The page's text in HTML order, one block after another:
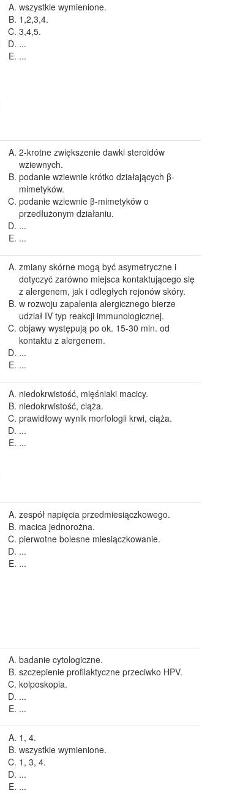
wszystkie wymienione.
1,2,3,4.
3,4,5.
...
...
2-krotne zwiększenie dawki steroidów
wziewnych.
podanie wziewnie krótko działających β-
mimetyków.
podanie wziewnie β-mimetyków o
przedłużonym działaniu.
...
...
zmiany skórne mogą być asymetryczne i
dotyczyć zarówno miejsca kontaktującego się
z alergenem, jak i odległych rejonów skóry.
w rozwoju zapalenia alergicznego bierze
udział IV typ reakcji immunologicznej.
objawy występują po ok. 15-30 min. od
kontaktu z alergenem.
...
...
niedokrwistość, mięśniaki macicy.
niedokrwistość, ciąża.
prawidłowy wynik morfologii krwi, ciąża.
...
...
zespół napięcia przedmiesiączkowego.
macica jednorożna.
pierwotne bolesne miesiączkowanie.
...
...
badanie cytologiczne.
szczepienie profilaktyczne przeciwko HPV.
kolposkopia.
...
...
1, 4.
wszystkie wymienione.
1, 3, 4.
...
...